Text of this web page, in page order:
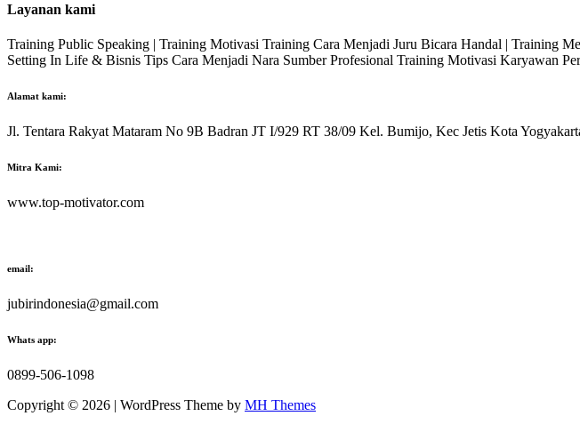
Layanan kami
Training Public Speaking | Training Motivasi Training Cara Menjadi Juru Bicara Handal | Training
Setting In Life & Bisnis Tips Cara Menjadi Nara Sumber Profesional Training Motivasi Karyawan
Alamat kami:
Jl. Tentara Rakyat Mataram No 9B Badran JT I/929 RT 38/09 Kel. Bumijo, Kec Jetis Kota
Mitra Kami:
www.top-motivator.com
email:
jubirindonesia@gmail.com
Whats app:
0899-506-1098
Copyright © 2026 | WordPress Theme by MH Themes